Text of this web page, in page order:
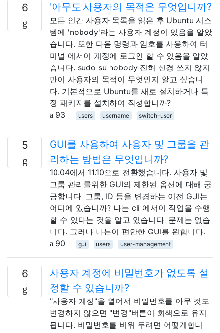
6 '아무도'사용자의 목적은 무엇입니까?
모든 인간 사용자 목록을 읽은 후 Ubuntu 시스
템에 'nobody'라는 사용자 계정이 있음을 알았
습니다. 또한 다음 명령과 암호를 사용하여 터
미널 에서이 계정에 로그인 할 수 있음을 알았
습니다. sudo su nobody 전혀 신경 쓰지 않지
만이 사용자의 목적이 무엇인지 알고 싶습니
다. 기본적으로 Ubuntu를 새로 설치하거나 특
정 패키지를 설치하여 작성합니까?
93
users username switch-user
5
GUI를 사용하여 사용자 및 그룹을 관
리하는 방법은 무엇입니까?
10.04에서 11.10으로 전환했습니다. 사용자 및
그룹 관리를위한 GUI의 제한된 옵션에 대해 궁
금합니다. 그룹, ID 등을 변경하는 이전 GUI는
어디에 있습니까? 나는 cli 에서이 작업을 수행
할 수 있다는 것을 알고 있습니다. 문제는 없습
니다. 그러나 나는이 편안한 GUI를 원합니다.
90
gui users user-management
6
사용자 계정에 비밀번호가 없도록 설
정할 수 있습니까?
"사용자 계정"을 열어서 비밀번호를 아무 것도
변경하지 않으면 "변경"버튼이 회색으로 유지
됩니다. 비밀번호를 비워 두려면 어떻게합니